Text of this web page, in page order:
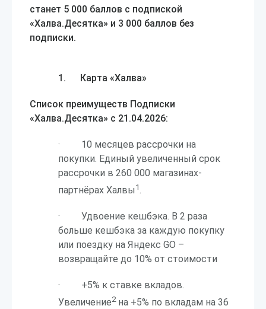
станет 5 000 баллов с подпиской
«Халва.Десятка» и 3 000 баллов без
подписки.
1. Карта «Халва»
Список преимуществ Подписки
«Халва.Десятка» с 21.04.2026:
· 10 месяцев рассрочки на
покупки. Единый увеличенный срок
рассрочки в 260 000 магазинах-
партнёрах Халвы 1.
· Удвоение кешбэка. В 2 раза
больше кешбэка за каждую покупку
или поездку на Яндекс GO –
возвращайте до 10% от стоимости
· +5% к ставке вкладов.
Увеличение2на +5% по вкладам на 36